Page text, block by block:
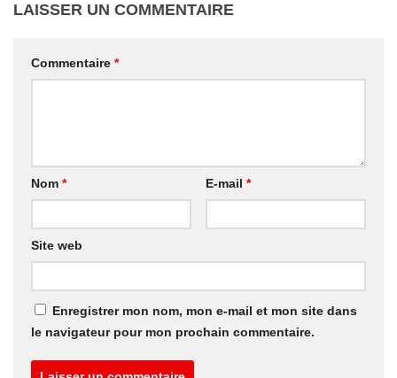
LAISSER UN COMMENTAIRE
Commentaire *
Nom * E-mail *
Site web
Enregistrer mon nom, mon e-mail et mon site dans
le navigateur pour mon prochain commentaire.